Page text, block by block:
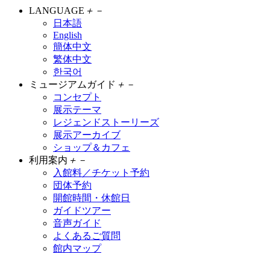
LANGUAGE ＋ －
日本語
English
簡体中文
繁体中文
한국어
ミュージアムガイド ＋ －
コンセプト
展示テーマ
レジェンドストーリーズ
展示アーカイブ
ショップ＆カフェ
利用案内 ＋ －
入館料／チケット予約
団体予約
開館時間・休館日
ガイドツアー
音声ガイド
よくあるご質問
館内マップ